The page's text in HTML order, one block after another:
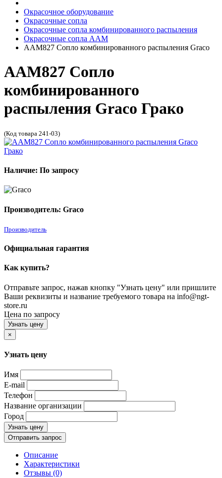
Окрасочное оборудование
Окрасочные сопла
Окрасочные сопла комбинированного распыления
Окрасочные сопла AAM
AAM827 Сопло комбинированного распыления Graco
AAM827 Сопло
комбинированного
распыления Graco Грако
(Код товара 241-03)
Наличие: По запросу
Производитель: Graco
Производитель
Официальная гарантия
Как купить?
Отправьте запрос, нажав кнопку "Узнать цену" или пришлите
Ваши реквизиты и название требуемого товара на info@ngt-
store.ru
Цена по запросу
Узнать цену
×
Узнать цену
Имя
E-mail
Телефон
Название организации
Город
Узнать цену
Отправить запрос
Описание
Характеристики
Отзывы (0)